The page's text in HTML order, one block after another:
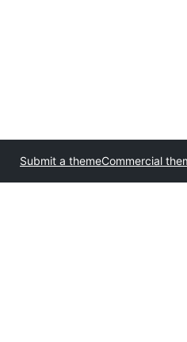
Submit a themeCommercial